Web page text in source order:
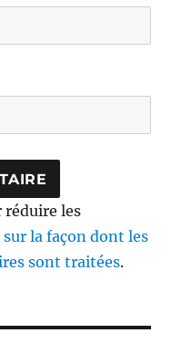
réduire les
la façon dont les
sont traitées.